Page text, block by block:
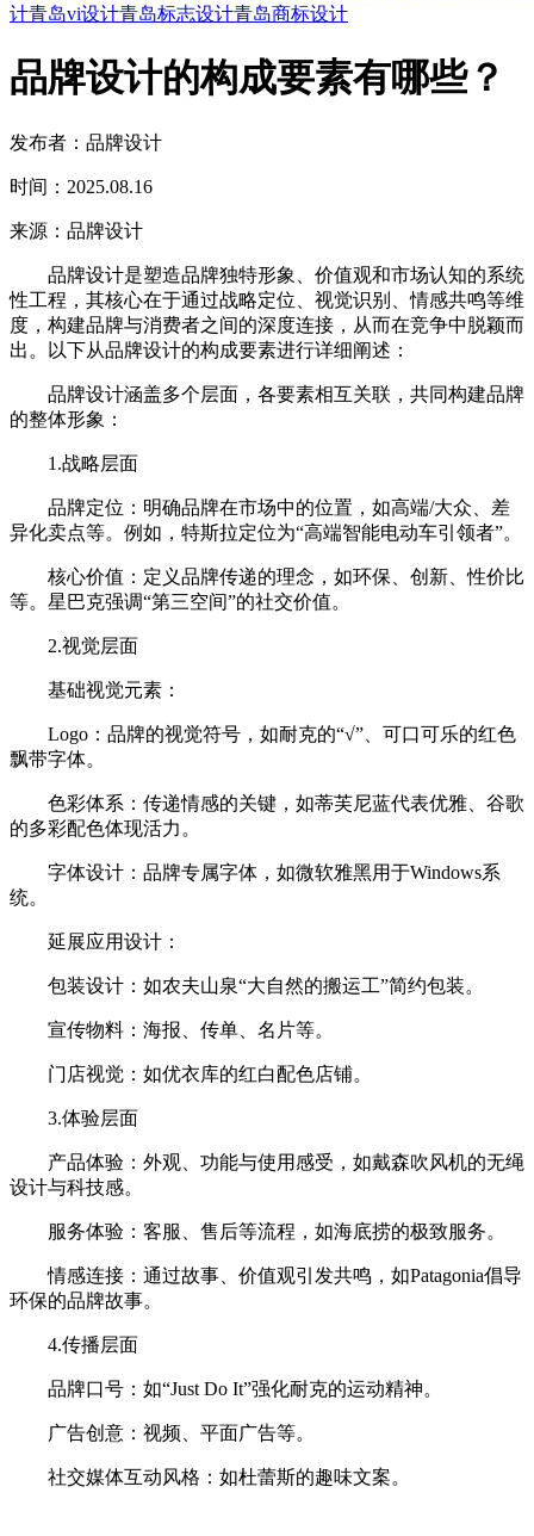
计青岛vi设计青岛标志设计青岛商标设计
品牌设计的构成要素有哪些？
发布者：品牌设计
时间：2025.08.16
来源：品牌设计
品牌设计是塑造品牌独特形象、价值观和市场认知的系统
性工程，其核心在于通过战略定位、视觉识别、情感共鸣等维
度，构建品牌与消费者之间的深度连接，从而在竞争中脱颖而
出。以下从品牌设计的构成要素进行详细阐述：
品牌设计涵盖多个层面，各要素相互关联，共同构建品牌
的整体形象：
1.战略层面
品牌定位：明确品牌在市场中的位置，如高端/大众、差
异化卖点等。例如，特斯拉定位为“高端智能电动车引领者”。
核心价值：定义品牌传递的理念，如环保、创新、性价比
等。星巴克强调“第三空间”的社交价值。
2.视觉层面
基础视觉元素：
Logo：品牌的视觉符号，如耐克的“√”、可口可乐的红色
飘带字体。
色彩体系：传递情感的关键，如蒂芙尼蓝代表优雅、谷歌
的多彩配色体现活力。
字体设计：品牌专属字体，如微软雅黑用于Windows系
统。
延展应用设计：
包装设计：如农夫山泉“大自然的搬运工”简约包装。
宣传物料：海报、传单、名片等。
门店视觉：如优衣库的红白配色店铺。
3.体验层面
产品体验：外观、功能与使用感受，如戴森吹风机的无绳
设计与科技感。
服务体验：客服、售后等流程，如海底捞的极致服务。
情感连接：通过故事、价值观引发共鸣，如Patagonia倡导
环保的品牌故事。
4.传播层面
品牌口号：如“Just Do It”强化耐克的运动精神。
广告创意：视频、平面广告等。
社交媒体互动风格：如杜蕾斯的趣味文案。